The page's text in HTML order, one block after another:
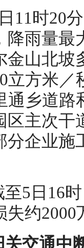
11时20
降雨量最
金山北坡
立方米／
通乡道
区主次干
分企业施
5日16
失约2000
交通中